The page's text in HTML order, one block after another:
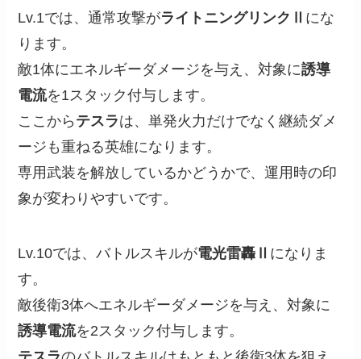
Lv.1では、通常攻撃がライトニングリンクⅡ にな
ります。
敵1体にエネルギーダメージを与え、対象に誘導
電流を1スタック付与します。
ここから テスラは、単発火力だけでなく継続ダメ
ージも重ねる英雄になります。
専用武装を解放しているかどうかで、運用時の印
象が変わりやすいです。
Lv.10では、バトルスキルが電光雷轟Ⅱ になりま
す。
敵後衛3体へエネルギーダメージを与え、対象に
誘導電流を2スタック付与します。